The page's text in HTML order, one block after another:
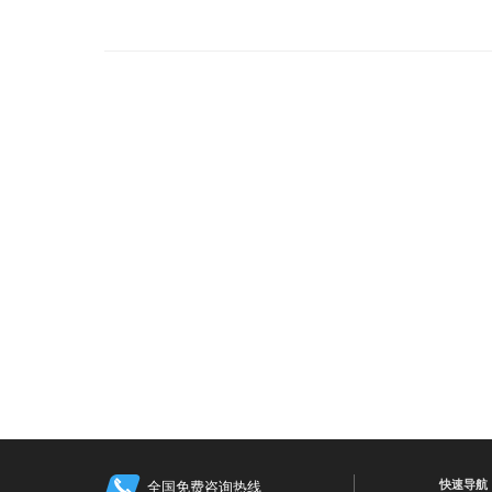
全国免费咨询热线 快速导航